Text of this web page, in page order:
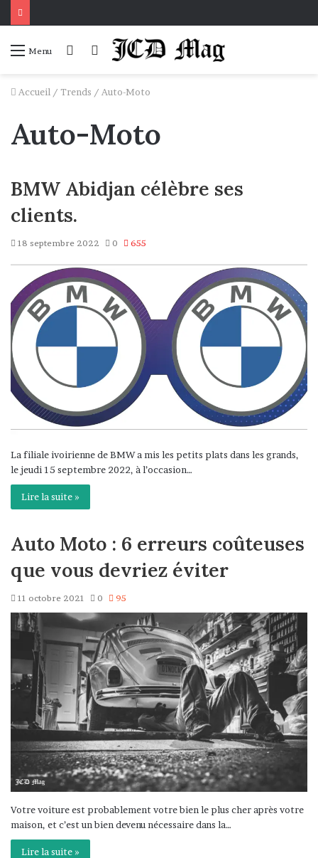
Menu Connexion
Voir
panier
Accueil / Trends / Auto-Moto
Auto-Moto
BMW Abidjan célèbre ses
clients.
18 septembre 2022 0 655
La filiale ivoirienne de BMW a mis les petits plats dans les grands,
le jeudi 15 septembre 2022, à l’occasion…
Lire la suite »
Auto Moto : 6 erreurs coûteuses
que vous devriez éviter
11 octobre 2021 0 95
Votre voiture est probablement votre bien le plus cher après votre
maison, et c’est un bien devenu nécessaire dans la…
Lire la suite »